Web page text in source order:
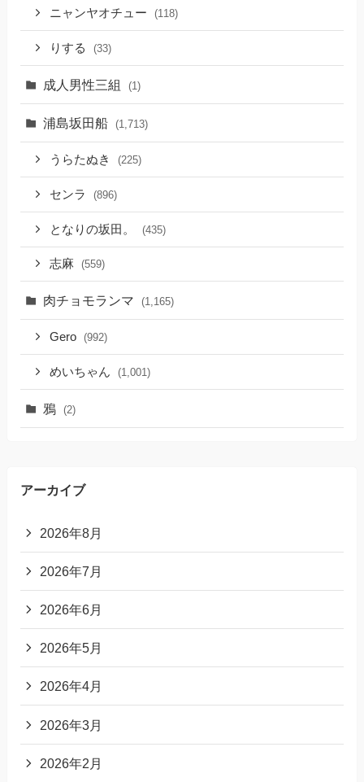
ニャンヤオチュー (118)
りする (33)
成人男性三組 (1)
浦島坂田船 (1,713)
うらたぬき (225)
センラ (896)
となりの坂田。 (435)
志麻 (559)
肉チョモランマ (1,165)
Gero (992)
めいちゃん (1,001)
鴉 (2)
アーカイブ
2026年8月
2026年7月
2026年6月
2026年5月
2026年4月
2026年3月
2026年2月